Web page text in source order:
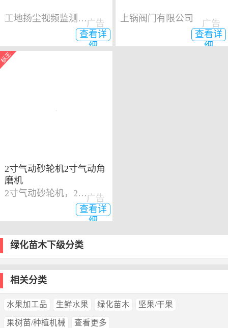
工地扬尘视频监测系统
查看详
细
广告
上锅阀门有限公司
查看详
细
广告
2寸气动砂轮机2寸气动角
磨机
2寸气动砂轮机，2寸气动角磨机
查看详
细
广告
绿化苗木下级分类
相关分类
水果加工品 生鲜水果 绿化苗木 坚果/干果
果树苗/种植机械 查看更多